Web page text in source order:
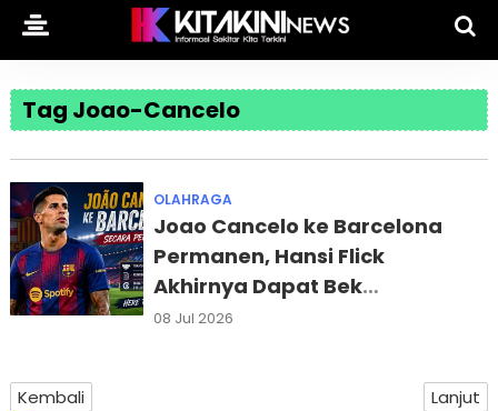
Tag Joao-Cancelo
OLAHRAGA
Joao Cancelo ke Barcelona
Permanen, Hansi Flick
Akhirnya Dapat Bek
Incarannya
08 Jul 2026
Kembali Lanjut